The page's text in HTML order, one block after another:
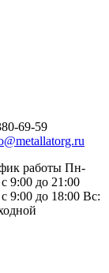
69-59
работы Пн-
9:00 до 21:00
9:00 до 18:00 Вс: